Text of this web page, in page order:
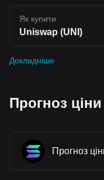
Як купити
Uniswap (UNI)
Докладніше
Прогноз
Прогноз